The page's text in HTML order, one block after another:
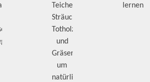
Teiche,
Sträucher,
Totholz
und
Gräser,
um
natürliches
lernen.